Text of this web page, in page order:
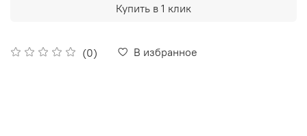
(0) В избранное
Купить в 1 клик